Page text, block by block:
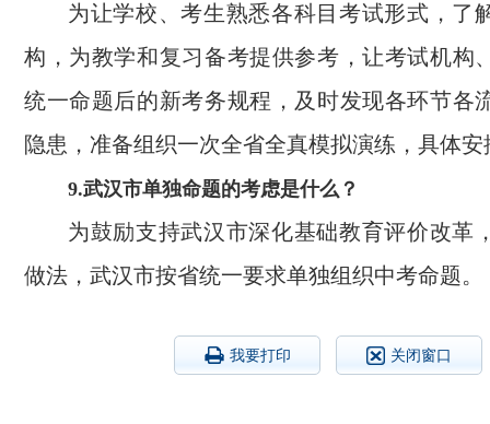
为让学校、考生熟悉各科目考试形式，了
构，为教学和复习备考提供参考，让考试机构
统一命题后的新考务规程，及时发现各环节各
隐患，准备组织一次全省全真模拟演练，具体
9.武汉市单独命题的考虑是什么？
为鼓励支持武汉市深化基础教育评价改革
做法，武汉市按省统一要求单独组织中考命题。
我要打印 关闭窗口